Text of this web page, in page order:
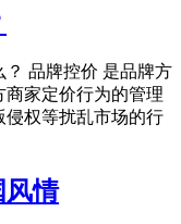
品牌控价 是品牌方
家定价行为的管理
侵权等扰乱市场的行
风情